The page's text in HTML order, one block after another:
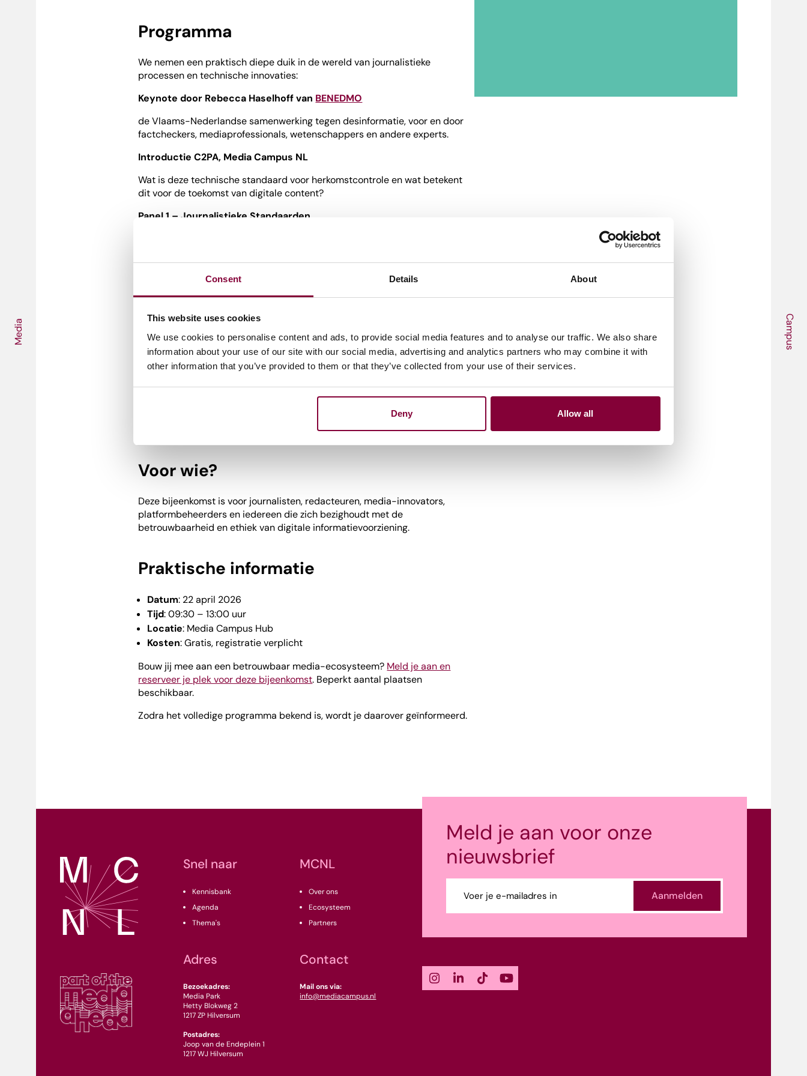
Consent Details About
This website uses cookies
We use cookies to personalise content and ads, to provide social media features and to analyse our traffic. We also share
information about your use of our site with our social media, advertising and analytics partners who may combine it with
other information that you’ve provided to them or that they’ve collected from your use of their services.
Deny Allow all
Media Campus
Programma
We nemen een praktisch diepe duik in de wereld van journalistieke
processen en technische innovaties:
Keynote door Rebecca Haselhoff van BENEDMO
de Vlaams-Nederlandse samenwerking tegen desinformatie, voor en door
factcheckers, mediaprofessionals, wetenschappers en andere experts.
Introductie C2PA, Media Campus NL
Wat is deze technische standaard voor herkomstcontrole en wat betekent
dit voor de toekomst van digitale content?
Panel 1 – Journalistieke Standaarden
technologische waarborgen? Bevestigde sprekers:
Lars Anderson, Innovatiemanager DPG Media
Panel 2 – Publieksperspectief & Moderatie:
Hoe beoordeelt de consument de betrouwbaarheid van bronnen en welke
, Ombudsman voor de publiek omroepen
, Senior Research, Commissariaat voor de Media
, bestuursvoorzitter PublicSpaces
Voor wie?
Deze bijeenkomst is voor journalisten, redacteuren, media-innovators,
platformbeheerders en iedereen die zich bezighoudt met de
betrouwbaarheid en ethiek van digitale informatievoorziening.
Praktische informatie
Datum: 22 april 2026
Tijd: 09:30 – 13:00 uur
Locatie: Media Campus Hub
Kosten: Gratis, registratie verplicht
Bouw jij mee aan een betrouwbaar media-ecosysteem? Meld je aan en
reserveer je plek voor deze bijeenkomst. Beperkt aantal plaatsen
beschikbaar.
Zodra het volledige programma bekend is, wordt je daarover geïnformeerd.
Snel naar
Kennisbank
Agenda
Thema's
MCNL
Over ons
Ecosysteem
Partners
Adres
Bezoekadres:
Media Park
Hetty Blokweg 2
1217 ZP Hilversum
Postadres:
Joop van de Endeplein 1
1217 WJ Hilversum
Contact
Mail ons via:
info@mediacampus.nl
Meld je aan voor onze
nieuwsbrief
mailadres
(Vereist)